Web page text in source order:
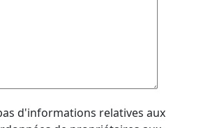
d'informations relatives aux